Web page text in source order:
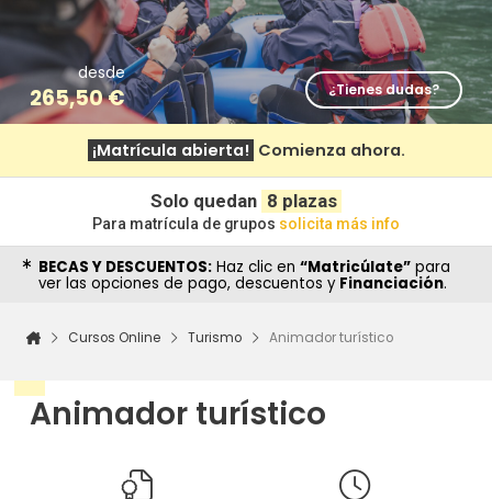
Animador turístico
desde
265,50€ ¿Tienes dudas?
¡Matrícula abierta! Comienza ahora.
Solo quedan 8 plazas
Para matrícula de grupos solicita más info
BECAS Y DESCUENTOS: Haz clic en “Matricúlate” para
ver las opciones de pago, descuentos y Financiación.
Cursos Online Turismo Animador turístico
¿Necesitas más información
sobre un curso?